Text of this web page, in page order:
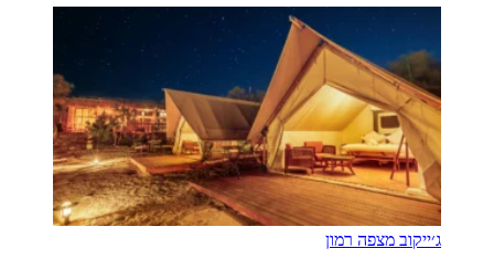
ג׳ייקוב מצפה רמון